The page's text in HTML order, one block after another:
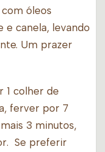
óleos
e canela, levando
Um prazer
1 colher de
ferver por 7
3 minutos,
Se preferir